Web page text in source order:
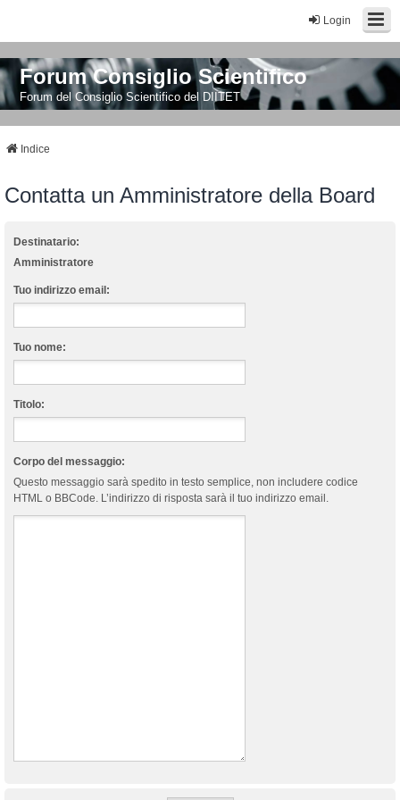
Login
Forum Consiglio Scientifico
Forum del Consiglio Scientifico del DIITET
Indice
Contatta un Amministratore della Board
Destinatario:
Amministratore
Tuo indirizzo email:
Tuo nome:
Titolo:
Corpo del messaggio:
Questo messaggio sarà spedito in testo semplice, non includere codice
HTML o BBCode. L’indirizzo di risposta sarà il tuo indirizzo email.